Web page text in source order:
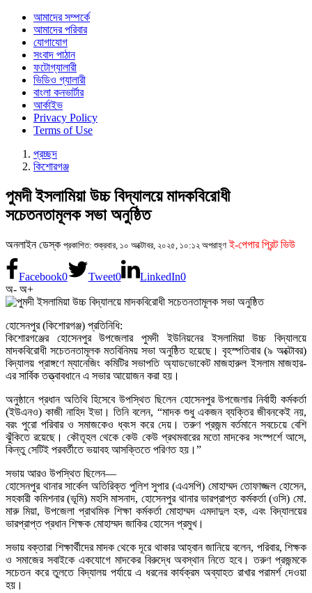
আমাদের সম্পর্কে
আমাদের পরিবার
যোগাযোগ
সংবাদ পাঠান
ফটোগ্যালারী
ভিডিও গ্যালারী
বাংলা কনভার্টার
আর্কাইভ
Privacy Policy
Terms of Use
প্রচ্ছদ
কিশোরগঞ্জ
পুমদী ইসলামিয়া উচ্চ বিদ্যালয়ে মাদকবিরোধী
সচেতনতামূলক সভা অনুষ্ঠিত
অনলাইন ডেস্ক প্রকাশিত: শুক্রবার, ১০ অক্টোবর, ২০২৫, ১০:১২ অপরাহ্ণ ই-পেপার প্রিন্ট ভিউ
Facebook0 Tweet0 LinkedIn0
অ- অ+
হোসেনপুর (কিশোরগঞ্জ) প্রতিনিধি:
কিশোরগঞ্জের হোসেনপুর উপজেলার পুমদী ইউনিয়নের ইসলামিয়া উচ্চ বিদ্যালয়ে
মাদকবিরোধী সচেতনতামূলক মতবিনিময় সভা অনুষ্ঠিত হয়েছে। বৃহস্পতিবার (৯ অক্টোবর)
বিদ্যালয় প্রাঙ্গণে ম্যানেজিং কমিটির সভাপতি অ্যাডভোকেট মাজহারুল ইসলাম মাজহার-
এর সার্বিক তত্ত্বাবধানে এ সভার আয়োজন করা হয়।
অনুষ্ঠানে প্রধান অতিথি হিসেবে উপস্থিত ছিলেন হোসেনপুর উপজেলার নির্বাহী কর্মকর্তা
(ইউএনও) কাজী নাহিদ ইভা। তিনি বলেন, “মাদক শুধু একজন ব্যক্তির জীবনকেই নয়,
বরং পুরো পরিবার ও সমাজকেও ধ্বংস করে দেয়। তরুণ প্রজন্ম বর্তমানে সবচেয়ে বেশি
ঝুঁকিতে রয়েছে। কৌতূহল থেকে কেউ কেউ প্রথমবারের মতো মাদকের সংস্পর্শে আসে,
কিন্তু সেটিই পরবর্তীতে ভয়াবহ আসক্তিতে পরিণত হয়।”
সভায় আরও উপস্থিত ছিলেন—
হোসেনপুর থানার সার্কেল অতিরিক্ত পুলিশ সুপার (এএসপি) মোহাম্মদ তোফাজ্জল হোসেন,
সহকারী কমিশনার (ভূমি) মহসি মাসনাদ, হোসেনপুর থানার ভারপ্রাপ্ত কর্মকর্তা (ওসি) মো.
মারু মিয়া, উপজেলা প্রাথমিক শিক্ষা কর্মকর্তা মোহাম্মদ এমদাদুল হক, এবং বিদ্যালয়ের
ভারপ্রাপ্ত প্রধান শিক্ষক মোহাম্মদ জাকির হোসেন প্রমুখ।
সভায় বক্তারা শিক্ষার্থীদের মাদক থেকে দূরে থাকার আহ্বান জানিয়ে বলেন, পরিবার, শিক্ষক
ও সমাজের সবাইকে একযোগে মাদকের বিরুদ্ধে অবস্থান নিতে হবে। তরুণ প্রজন্মকে
সচেতন করে তুলতে বিদ্যালয় পর্যায়ে এ ধরনের কার্যক্রম অব্যাহত রাখার পরামর্শ দেওয়া
হয়।